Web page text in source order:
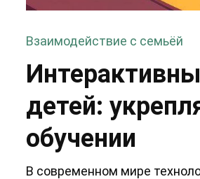
Взаимодействие с семьёй
детей:
обучении
В современном мире